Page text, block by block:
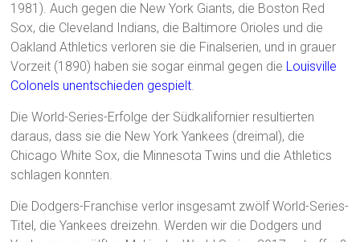
1981). Auch gegen die New York Giants, die Boston Red
Sox, die Cleveland Indians, die Baltimore Orioles und die
Oakland Athletics verloren sie die Finalserien, und in grauer
Vorzeit (1890) haben sie sogar einmal gegen die Louisville
Colonels unentschieden gespielt.
Die World-Series-Erfolge der Südkalifornier resultierten
daraus, dass sie die New York Yankees (dreimal), die
Chicago White Sox, die Minnesota Twins und die Athletics
schlagen konnten.
Die Dodgers-Franchise verlor insgesamt zwölf World-Series-
Titel, die Yankees dreizehn. Werden wir die Dodgers und